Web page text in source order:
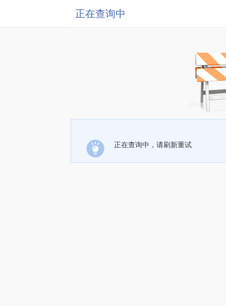
正在查询中
正在查询中，请刷新重试